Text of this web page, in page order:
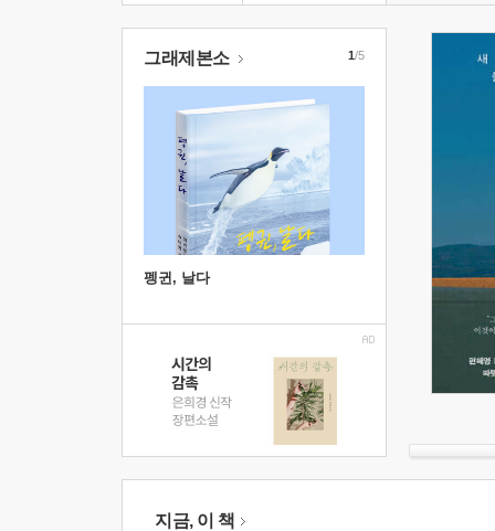
그래제본소
펭귄, 날다
1/5
지금, 이 책